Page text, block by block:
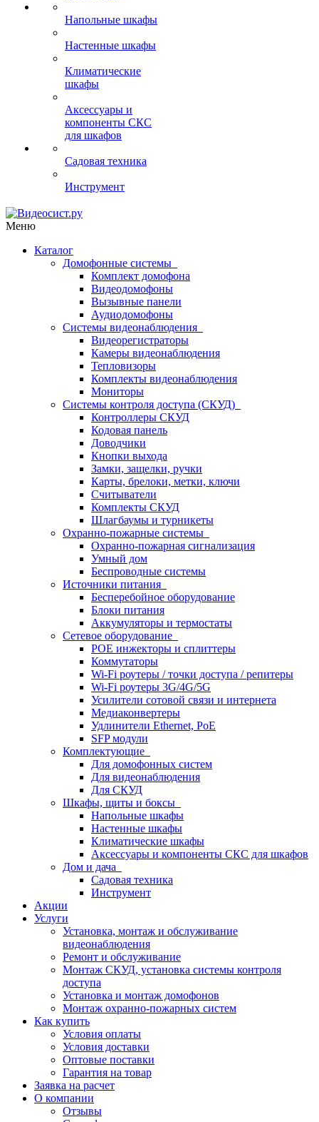
Напольные шкафы
Настенные шкафы
Климатические
шкафы
Аксессуары и
компоненты СКС
для шкафов
Садовая техника
Инструмент
Меню
Каталог
Домофонные системы
Комплект домофона
Видеодомофоны
Вызывные панели
Аудиодомофоны
Системы видеонаблюдения
Видеорегистраторы
Камеры видеонаблюдения
Тепловизоры
Комплекты видеонаблюдения
Мониторы
Системы контроля доступа (СКУД)
Контроллеры СКУД
Кодовая панель
Доводчики
Кнопки выхода
Замки, защелки, ручки
Карты, брелоки, метки, ключи
Считыватели
Комплекты СКУД
Шлагбаумы и турникеты
Охранно-пожарные системы
Охранно-пожарная сигнализация
Умный дом
Беспроводные системы
Источники питания
Бесперебойное оборудование
Блоки питания
Аккумуляторы и термостаты
Сетевое оборудование
POE инжекторы и сплиттеры
Коммутаторы
Wi-Fi роутеры / точки доступа / репитеры
Wi-Fi роутеры 3G/4G/5G
Усилители сотовой связи и интернета
Медиаконвертеры
Удлинители Ethernet, PoE
SFP модули
Комплектующие
Для домофонных систем
Для видеонаблюдения
Для СКУД
Шкафы, щиты и боксы
Напольные шкафы
Настенные шкафы
Климатические шкафы
Аксессуары и компоненты СКС для шкафов
Дом и дача
Садовая техника
Инструмент
Акции
Услуги
Установка, монтаж и обслуживание
видеонаблюдения
Ремонт и обслуживание
Монтаж СКУД, установка системы контроля
доступа
Установка и монтаж домофонов
Монтаж охранно-пожарных систем
Как купить
Условия оплаты
Условия доставки
Оптовые поставки
Гарантия на товар
Заявка на расчет
О компании
Отзывы